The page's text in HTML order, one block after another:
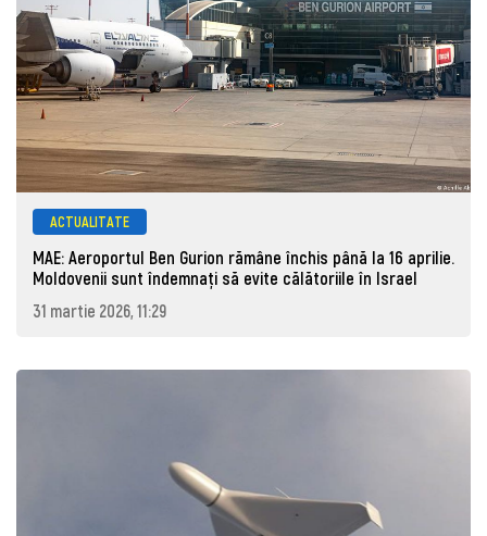
ACTUALITATE
MAE: Aeroportul Ben Gurion rămâne închis până la 16 aprilie.
Moldovenii sunt îndemnați să evite călătoriile în Israel
31 martie 2026, 11:29